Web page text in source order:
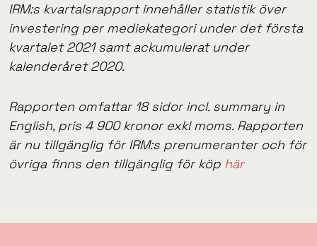
IRM:s kvartalsrapport innehåller statistik över
investering per mediekategori under det första
kvartalet 2021 samt ackumulerat under
kalenderåret 2020.
Rapporten omfattar 18 sidor incl. summary in
English, pris 4 900 kronor exkl moms. Rapporten
är nu tillgänglig för IRM:s prenumeranter och för
övriga finns den tillgänglig för köp här